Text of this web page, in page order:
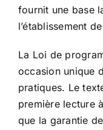
fournit une base
l’établissement
La Loi de
occasion unique
pratiques. Le
première lecture
que la garantie